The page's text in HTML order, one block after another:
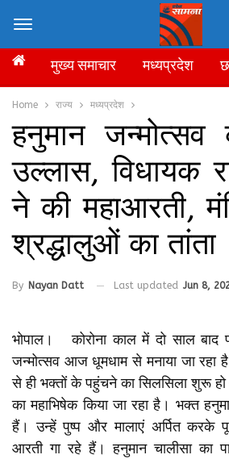
Home राज्य मध्यप्रदेश
हनुमान
उल्‍लास, विधायक
ने की महाआरती,
श्रद्धालुओं का तांता
By Nayan Datt Last updated Jun 8,
भोपाल। कोरोना काल में दो साल बाद
जन्मोत्सव आज धूमधाम से मनाया जा रहा
से ही भक्तों के पहुंचने का सिलसिला शुरू हो
का महाभिषेक किया जा रहा है। भक्त
हैं। उन्हें पुष्प और मालाएं अर्पित करके
आरती गा रहे हैं। हनुमान चालीसा
मुख्य समाचार मध्यप्रदेश